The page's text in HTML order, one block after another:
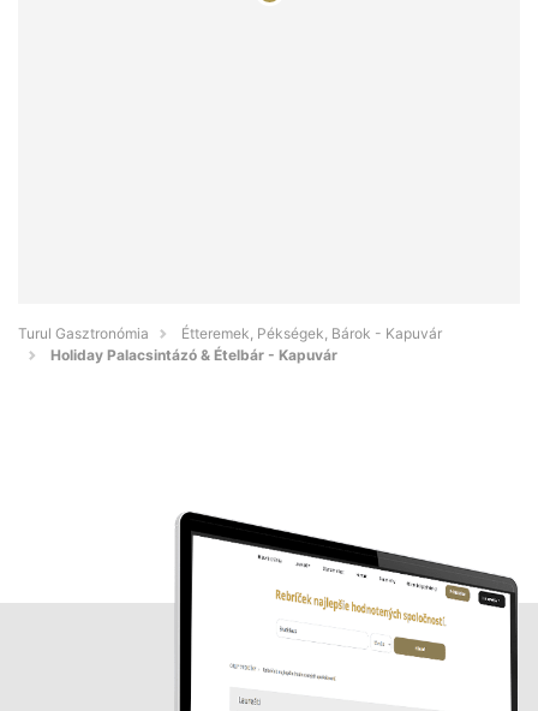
Turul Gasztronómia
Étteremek, Pékségek, Bárok - Kapuvár
Holiday Palacsintázó & Ételbár - Kapuvár